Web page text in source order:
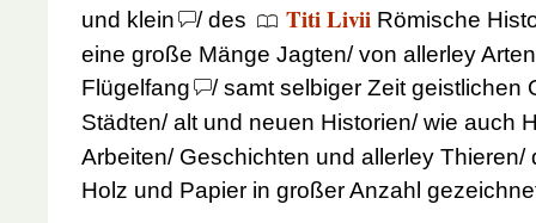
und klein
/ des Titi Livii Römische
eine große Mänge Jagten/ von allerley
Flügelfang
/ samt selbiger Zeit geistlichen
Städten/ alt und neuen Historien/ wie auch
Arbeiten/ Geschichten und allerley Thieren/
Holz und Papier in großer Anzahl